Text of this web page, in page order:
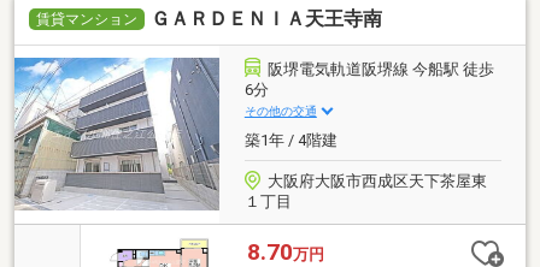
賃貸マンション ＧＡＲＤＥＮＩＡ天王寺南
阪堺電気軌道阪堺線 今船駅 徒歩
6分
その他の交通
築1年 / 4階建
大阪府大阪市西成区天下茶屋東
１丁目
8.70万円